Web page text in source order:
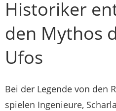
Historiker
den Mythos
Ufos
Bei der Legende von den
spielen Ingenieure,